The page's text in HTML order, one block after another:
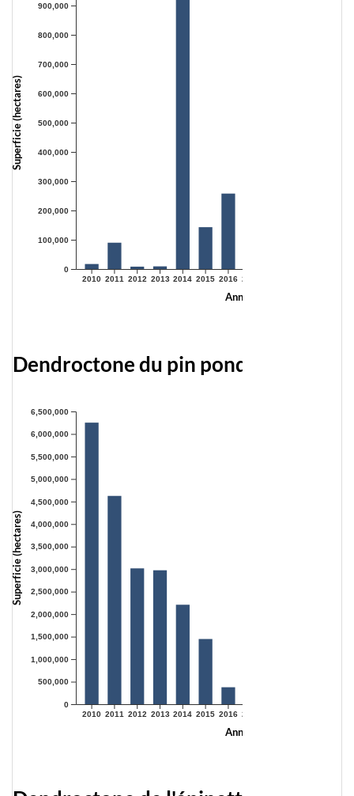
2010 2011 2012 2013 2014 2015 2016 2017
Année
0
100,000
200,000
300,000
400,000
500,000
600,000
700,000
800,000
900,000
Superficie (hectares)
Dendroctone du pin ponderosa
2010 2011 2012 2013 2014 2015 2016 2017
Année
0
500,000
1,000,000
1,500,000
2,000,000
2,500,000
3,000,000
3,500,000
4,000,000
4,500,000
5,000,000
5,500,000
6,000,000
6,500,000
Superficie (hectares)